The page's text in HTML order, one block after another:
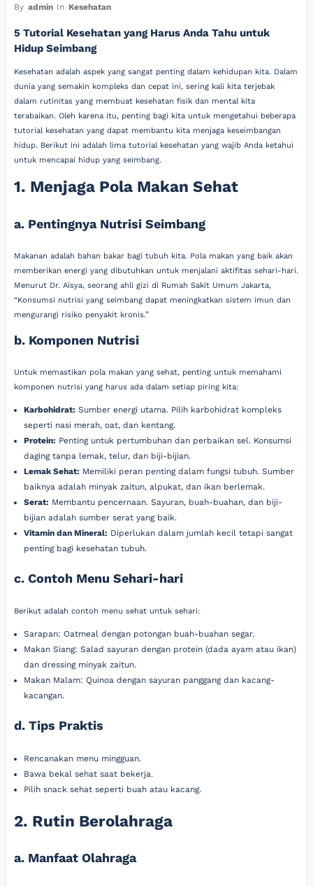
By admin In Kesehatan
5 Tutorial Kesehatan yang Harus Anda Tahu untuk
Hidup Seimbang
Kesehatan adalah aspek yang sangat penting dalam kehidupan kita. Dalam
dunia yang semakin kompleks dan cepat ini, sering kali kita terjebak
dalam rutinitas yang membuat kesehatan fisik dan mental kita
terabaikan. Oleh karena itu, penting bagi kita untuk mengetahui beberapa
tutorial kesehatan yang dapat membantu kita menjaga keseimbangan
hidup. Berikut ini adalah lima tutorial kesehatan yang wajib Anda ketahui
untuk mencapai hidup yang seimbang.
1. Menjaga Pola Makan Sehat
a. Pentingnya Nutrisi Seimbang
Makanan adalah bahan bakar bagi tubuh kita. Pola makan yang baik akan
memberikan energi yang dibutuhkan untuk menjalani aktifitas sehari-hari.
Menurut Dr. Aisya, seorang ahli gizi di Rumah Sakit Umum Jakarta,
“Konsumsi nutrisi yang seimbang dapat meningkatkan sistem imun dan
mengurangi risiko penyakit kronis.”
b. Komponen Nutrisi
Untuk memastikan pola makan yang sehat, penting untuk memahami
komponen nutrisi yang harus ada dalam setiap piring kita:
Karbohidrat: Sumber energi utama. Pilih karbohidrat kompleks
seperti nasi merah, oat, dan kentang.
Protein: Penting untuk pertumbuhan dan perbaikan sel. Konsumsi
daging tanpa lemak, telur, dan biji-bijian.
Lemak Sehat: Memiliki peran penting dalam fungsi tubuh. Sumber
baiknya adalah minyak zaitun, alpukat, dan ikan berlemak.
Serat: Membantu pencernaan. Sayuran, buah-buahan, dan biji-
bijian adalah sumber serat yang baik.
Vitamin dan Mineral: Diperlukan dalam jumlah kecil tetapi sangat
penting bagi kesehatan tubuh.
c. Contoh Menu Sehari-hari
Berikut adalah contoh menu sehat untuk sehari:
Sarapan: Oatmeal dengan potongan buah-buahan segar.
Makan Siang: Salad sayuran dengan protein (dada ayam atau ikan)
dan dressing minyak zaitun.
Makan Malam: Quinoa dengan sayuran panggang dan kacang-
kacangan.
d. Tips Praktis
Rencanakan menu mingguan.
Bawa bekal sehat saat bekerja.
Pilih snack sehat seperti buah atau kacang.
2. Rutin Berolahraga
a. Manfaat Olahraga